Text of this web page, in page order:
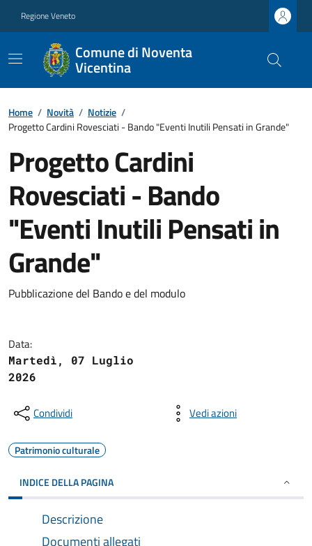
Regione Veneto
Comune di Noventa
Vicentina
Home / Novità / Notizie /
Progetto Cardini Rovesciati - Bando "Eventi Inutili Pensati in Grande"
Progetto Cardini
Rovesciati - Bando
"Eventi Inutili Pensati in
Grande"
Pubblicazione del Bando e del modulo
Data:
Martedì, 07 Luglio
2026
Condividi Vedi azioni
Patrimonio culturale
INDICE DELLA PAGINA
Descrizione
Documenti allegati